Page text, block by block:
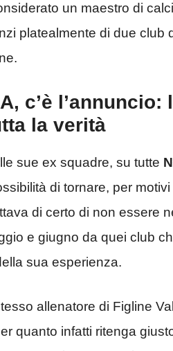
un maestro di
platealmente di due club
c’è l’annuncio:
la verità
sue ex squadre, su tutte
di tornare, per
di certo di non essere
e giugno da quei club
sua esperienza.
allenatore di Figline
quanto infatti ritenga